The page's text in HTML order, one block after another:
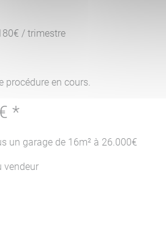
/ trimestre
procédure en cours.
*
un garage de 16m² à 26.000€
vendeur